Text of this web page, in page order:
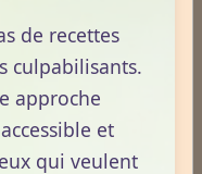
sans
de 4 mg par kilo de
mg par jour si on
de recettes
culpabilisants.
approche
et
qui veulent